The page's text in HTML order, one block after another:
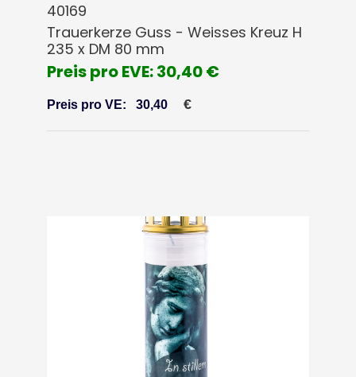
40169
Trauerkerze Guss - Weisses Kreuz H
235 x DM 80 mm
Preis pro EVE: 30,40 €
Preis pro VE: 30,40 €